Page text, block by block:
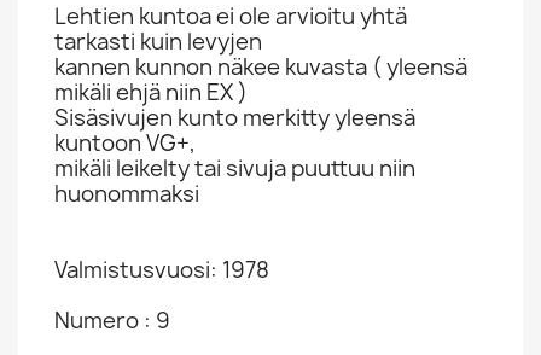
Lehtien kuntoa ei ole arvioitu yhtä
tarkasti kuin levyjen
kannen kunnon näkee kuvasta ( yleensä
mikäli ehjä niin EX )
Sisäsivujen kunto merkitty yleensä
kuntoon VG+,
mikäli leikelty tai sivuja puuttuu niin
huonommaksi
Valmistusvuosi: 1978
Numero : 9